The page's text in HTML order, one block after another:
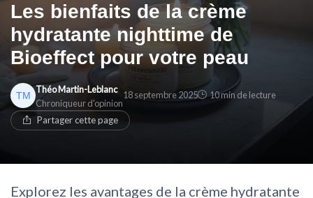
Les bienfaits de la crème
hydratante nighttime de
Bioeffect pour votre peau
Théo Martin-Leblanc
Chroniqueur d'opinion
18 septembre 2025 10 min de lecture
Partager cette page
Explorez les avantages de la crème hydratante
→ Je m'inscris
* En remplissant ce formulaire, j'accepte d'être
contacté(e) à des fins commerciales par Cosmetics
Insiders et ses partenaires.
→ Je rejoins le club
* En rejoignant le club, j'accepte de recevoir les emails
de Cosmetics Insiders et les offres de ses partenaires.